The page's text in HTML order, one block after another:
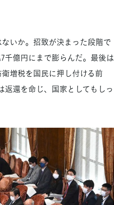
いか。招致が決まった段階で
千億円にまで膨らんだ。最後は
増税を国民に押し付ける前
還を命じ、国家としてもしっ